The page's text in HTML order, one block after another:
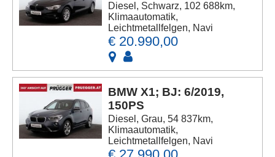
Diesel, Schwarz, 102 688km,
Klimaautomatik,
Leichtmetallfelgen, Navi
€ 20.990,00
BMW X1; BJ: 6/2019,
150PS
Diesel, Grau, 54 837km,
Klimaautomatik,
Leichtmetallfelgen, Navi